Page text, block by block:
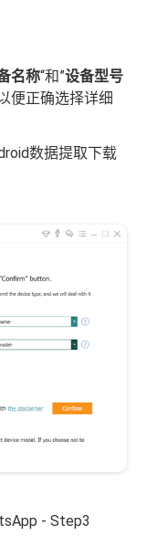
名称“和”设备型号
便正确选择详细
数据提取下载
- Step3